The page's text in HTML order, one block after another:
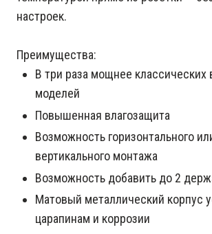
настроек.
Преимущества:
В три раза мощнее классических
моделей
Повышенная влагозащита
Возможность горизонтального
вертикального монтажа
Возможность добавить до 2
Матовый металлический корпус
царапинам и коррозии